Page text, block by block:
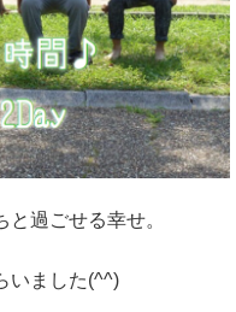
過ごせる幸せ。
いました(^^)